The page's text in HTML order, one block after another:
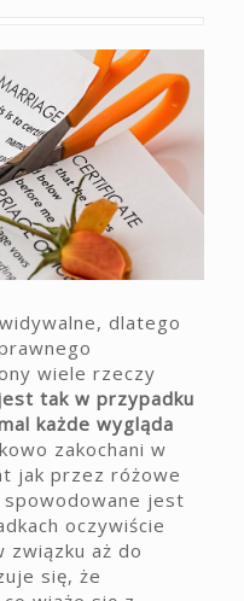
dlatego
wiele rzeczy
tak w przypadku
każde wygląda
zakochani w
jak przez różowe
jest
oczywiście
aż do
się, że